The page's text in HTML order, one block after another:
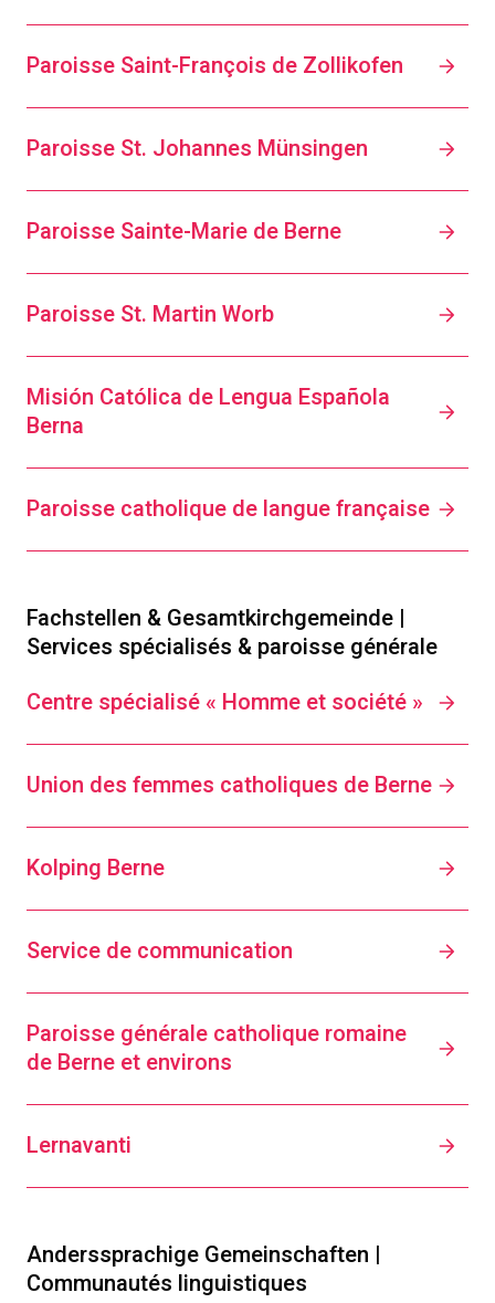
Paroisse Saint-François de Zollikofen
Paroisse St. Johannes Münsingen
Paroisse Sainte-Marie de Berne
Paroisse St. Martin Worb
Misión Católica de Lengua Española
Berna
Paroisse catholique de langue française
Fachstellen & Gesamtkirchgemeinde |
Services spécialisés & paroisse générale
Centre spécialisé « Homme et société »
Union des femmes catholiques de Berne
Kolping Berne
Service de communication
Paroisse générale catholique romaine
de Berne et environs
Lernavanti
Anderssprachige Gemeinschaften |
Communautés linguistiques